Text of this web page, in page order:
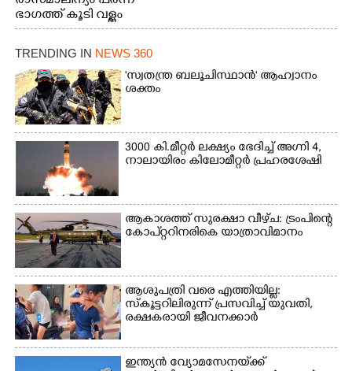
ഭാഗത്ത് കൂടി വള്ളം
തുഴഞ്ഞു പോകുന്ന
പ്രദേശവാസികൾ
TRENDING IN NEWS 360
'സ്വതന്ത്ര ബലൂചിസ്ഥാൻ' ആഹ്വാനം
ശക്തം
3000 കി.മീറ്റർ ലക്ഷ്യം ഭേദിച്ച് അഗ്നി 4,
നാലായിരം കിലോമീറ്റർ പ്രഹരശേഷി
ആകാശത്ത് സുരക്ഷാ വീഴ്‌ച: ട്രംപിന്റെ
കോ‌പ്‌റ്ററിനരികെ യാത്രാവിമാനം
ആശുപത്രി വരെ എത്തിയില്ല:
സ്കൂട്ടറിലിരുന്ന് പ്രസവിച്ച് യുവതി,
രക്ഷകരായി ജീവനക്കാർ
ഇന്ത്യൻ വ്യോമസേനയ്‌ക്ക്